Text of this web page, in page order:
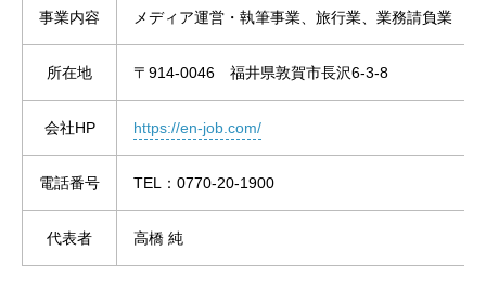
事業内容 メディア運営・執筆事業、旅行業、業務請負業
所在地 〒914-0046 福井県敦賀市長沢6-3-8
会社HP https://en-job.com/
電話番号 TEL：0770-20-1900
代表者 高橋 純